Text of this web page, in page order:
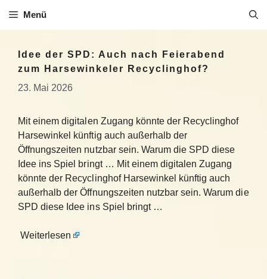
Inhalt
Menü
Idee der SPD: Auch nach Feierabend
zum Harsewinkeler Recyclinghof?
23. Mai 2026
Mit einem digitalen Zugang könnte der Recyclinghof
Harsewinkel künftig auch außerhalb der
Öffnungszeiten nutzbar sein. Warum die SPD diese
Idee ins Spiel bringt … Mit einem digitalen Zugang
könnte der Recyclinghof Harsewinkel künftig auch
außerhalb der Öffnungszeiten nutzbar sein. Warum die
SPD diese Idee ins Spiel bringt …
Weiterlesen